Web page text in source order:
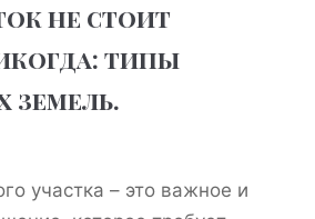
не стоит
типы
земель.
участка – это важное и